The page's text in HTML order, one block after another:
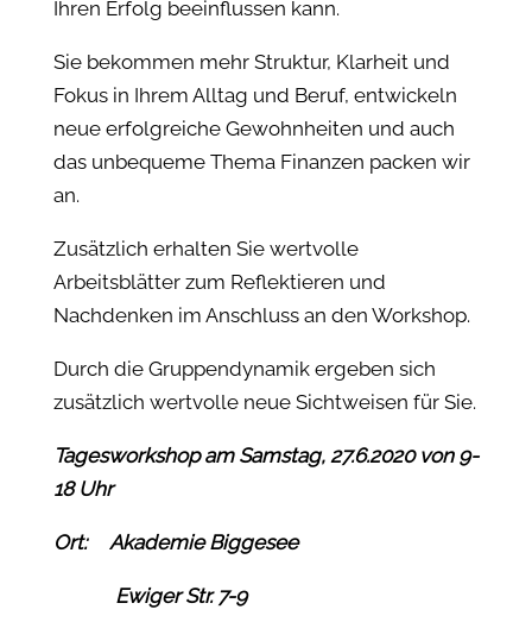
Ihren Erfolg beeinflussen kann.
Sie bekommen mehr Struktur, Klarheit und
Fokus in Ihrem Alltag und Beruf, entwickeln
neue erfolgreiche Gewohnheiten und auch
das unbequeme Thema Finanzen packen wir
an.
Zusätzlich erhalten Sie wertvolle
Arbeitsblätter zum Reflektieren und
Nachdenken im Anschluss an den Workshop.
Durch die Gruppendynamik ergeben sich
zusätzlich wertvolle neue Sichtweisen für Sie.
Tagesworkshop am Samstag, 27.6.2020 von 9-
18 Uhr
Ort: Akademie Biggesee
Ewiger Str. 7-9